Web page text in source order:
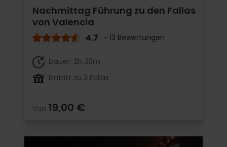
Nachmittag Führung zu den Fallas
von Valencia
4.7 - 13 Bewertungen
Dauer: 2h 30m
Eintritt zu 3 Fallas
Von 19,00 €